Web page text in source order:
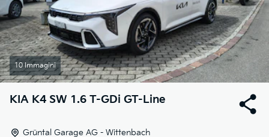
10 Immagini
KIA K4 SW 1.6 T-GDi GT-Line
Grüntal Garage AG - Wittenbach